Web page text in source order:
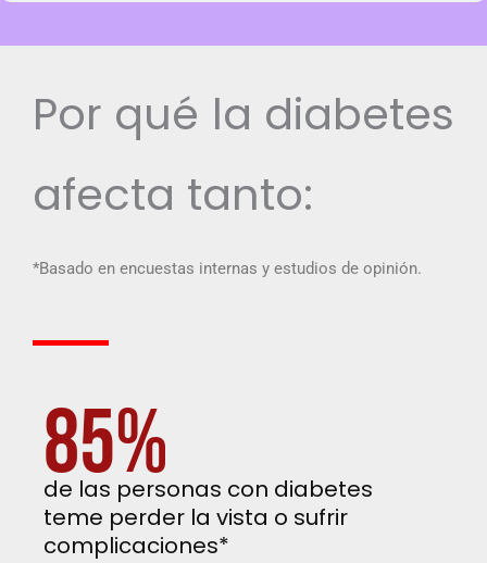
Por qué la diabetes
afecta tanto:
*Basado en encuestas internas y estudios de opinión.
85%
de las personas con diabetes
teme perder la vista o sufrir
complicaciones*